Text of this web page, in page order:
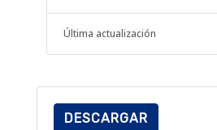
Última actualización
DESCARGAR